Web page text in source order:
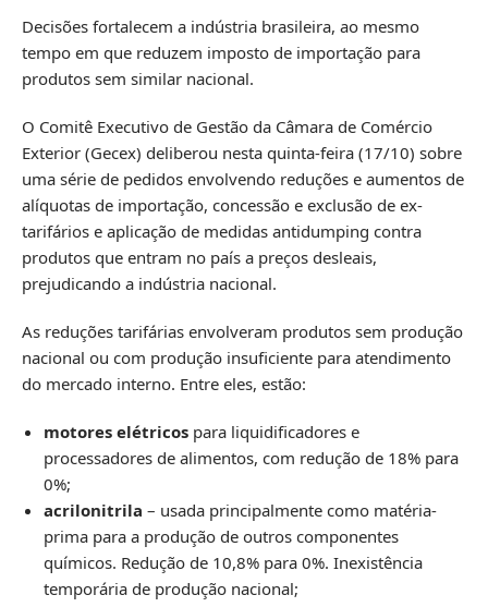
Decisões fortalecem a indústria brasileira, ao mesmo
tempo em que reduzem imposto de importação para
produtos sem similar nacional.
O Comitê Executivo de Gestão da Câmara de Comércio
Exterior (Gecex) deliberou nesta quinta-feira (17/10) sobre
uma série de pedidos envolvendo reduções e aumentos de
alíquotas de importação, concessão e exclusão de ex-
tarifários e aplicação de medidas antidumping contra
produtos que entram no país a preços desleais,
prejudicando a indústria nacional.
As reduções tarifárias envolveram produtos sem produção
nacional ou com produção insuficiente para atendimento
do mercado interno. Entre eles, estão:
motores elétricos para liquidificadores e
processadores de alimentos, com redução de 18% para
0%;
acrilonitrila – usada principalmente como matéria-
prima para a produção de outros componentes
químicos. Redução de 10,8% para 0%. Inexistência
temporária de produção nacional;